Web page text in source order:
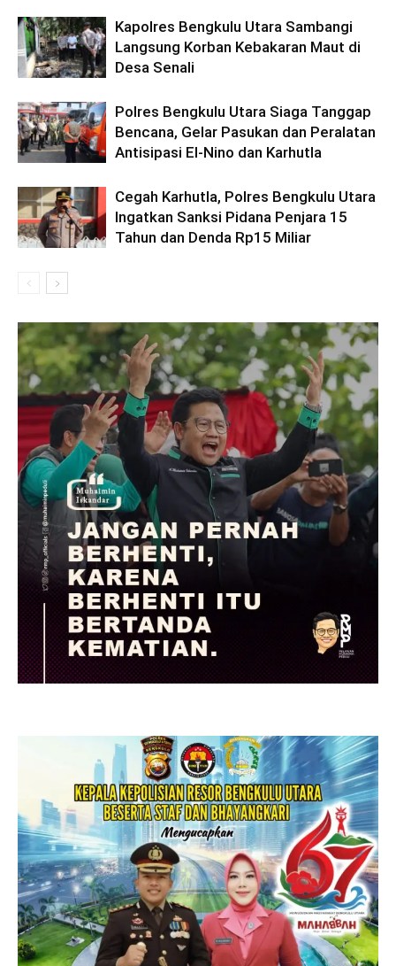
Kapolres Bengkulu Utara Sambangi
Langsung Korban Kebakaran Maut di
Desa Senali
Polres Bengkulu Utara Siaga Tanggap
Bencana, Gelar Pasukan dan Peralatan
Antisipasi El-Nino dan Karhutla
Cegah Karhutla, Polres Bengkulu Utara
Ingatkan Sanksi Pidana Penjara 15
Tahun dan Denda Rp15 Miliar